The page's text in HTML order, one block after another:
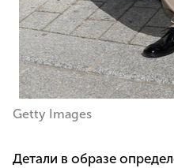
Getty Images
Детали в образе